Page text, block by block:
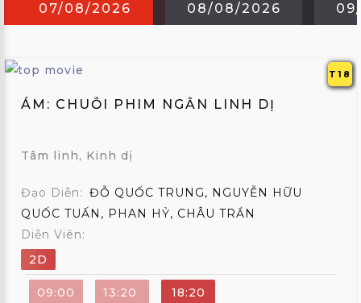
THÀNH
FAQS
LIÊN
MUA
EN
07/08/2026
08/08/2026
T18
ÁM: CHUỖI PHIM NGẮN LINH DỊ
Tâm linh, Kinh dị
Đạo Diễn: ĐỖ QUỐC TRUNG, NGUYỄN HỮU
QUỐC TUẤN, PHAN HỶ, CHÂU TRẦN
Diễn Viên:
2D
09:00 13:20 18:20